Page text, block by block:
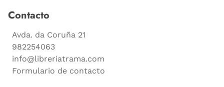
Contacto
Avda. da Coruña 21
982254063
info@libreriatrama.com
Formulario de contacto